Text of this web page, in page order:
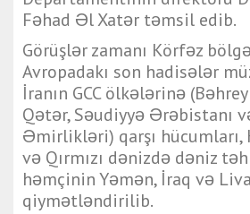
Fəhad Əl Xatər təmsil edib.
Görüşlər zamanı Körfəz
Avropadakı son hadisələr
İranın GCC ölkələrinə
Qətər, Səudiyyə Ərəbistanı
Əmirlikləri) qarşı
və Qırmızı dənizdə dəniz
həmçinin Yəmən, İraq və
qiymətləndirilib.